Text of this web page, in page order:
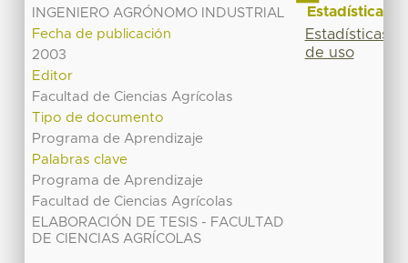
INGENIERO AGRÓNOMO INDUSTRIAL
Fecha de publicación
2003
Editor
Facultad de Ciencias Agrícolas
Tipo de documento
Programa de Aprendizaje
Palabras clave
Programa de Aprendizaje
Facultad de Ciencias Agrícolas
ELABORACIÓN DE TESIS - FACULTAD
DE CIENCIAS AGRÍCOLAS
Estadísticas
Estadísticas
de uso